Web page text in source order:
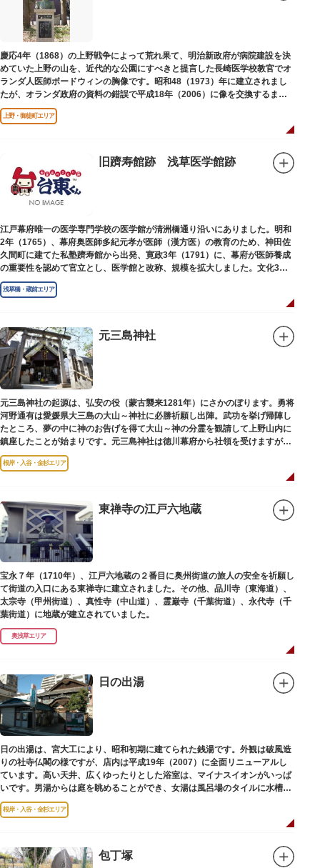
慶応4年（1868）の上野戦争によって荒れ果て、明治新政府が病院建設を決
めていた上野の山を、近代的な公園にすべきと提言した長崎医学校教官でオ
ランダ人医師ボードウィンの胸像です。昭和48（1973）年に建立されまし
たが、オランダ政府の資料の錯誤で平成18年（2006）に像を交換するまで
は博士の弟の像でした。
上野・御徒町エリア
旧躋寿館跡 浅草医学館跡
江戸幕府唯一の医学専門学校の医学館が清洲橋通り沿いにありました。明和
2年（1765）、幕府奥医師多紀元孝が医師（漢方医）の教育のため、神田佐
久間町に建てた私塾躋寿館から出発、寛政3年（1791）に、幕府が医師養成
の重要性を認めて官立とし、医学館と改称、規模を拡大しました。文化3年
（1806）、大火に遭い焼失しましたが、同年に旧向柳原一丁目に移転、再建
されました。
弟育成をはかるなど、江戸時代後期から明治維新に至る日本の医学振興に貢
献しました。
※現在、この場所に「旧躋寿館跡 浅草医学館跡」に関する案内板や説明版
等は設置されておりません。
浅草橋・蔵前エリア
元三島神社
元三島神社の起源は、弘安の役（蒙古襲来1281年）にさかのぼります。勇将
河野通有は愛媛県大三島の大山～神社に必勝祈願し出陣。武功を挙げ帰陣し
たところ、夢の中に神のお告げを得て大山～神の分霊を観請して上野山内に
鎮座したことが始まりです。元三島神社は徳川幕府から社領を受けますが、
御用地となったために上野から浅草へ移転し、現在の地に至ります。
根岸・入谷・金杉エリア
東禅寺の江戸六地蔵
宝永７年（1710年）、江戸六地蔵の２番目に奥州街道の旅人の安全を祈願し
て街道の入口にある東禅寺に建立されました。その他、品川寺（東海道）、
太宗寺（甲州街道）、真性寺（中山道）、霊巌寺（千葉街道）、永代寺（千
葉街道）に地蔵が建立されていました。
奥浅草エリア
日の出湯
日の出湯は、宮大工により、昭和初期に建てられた銭湯です。外観は破風造
りの社寺仏閣の様ですが、店内は平成19年（2007）に全面リニューアルし
ています。高い天井、広くゆったりとした浴室は、マイナスイオンがいっぱ
いです。男湯からは庭を眺めることができ、女湯は風呂場のタイルに水槽が
はめ込まれ、可愛い金魚が泳いでいます。
根岸・入谷・金杉エリア
包丁塚